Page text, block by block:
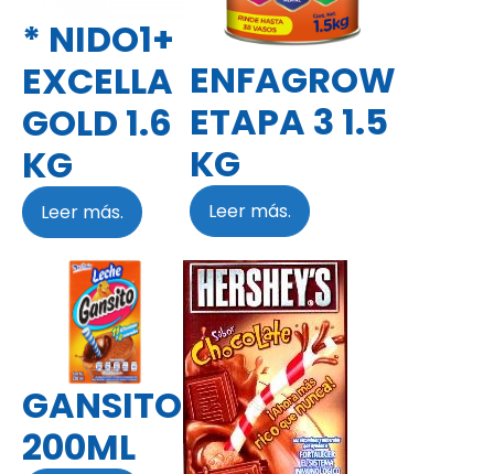
* NIDO1+
EXCELLA
GOLD 1.6
KG
Leer más.
ENFAGROW
ETAPA 3 1.5
KG
Leer más.
GANSITO
200ML